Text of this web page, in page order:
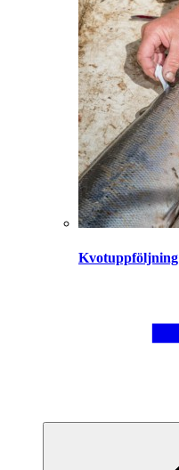
Kvotuppföljning